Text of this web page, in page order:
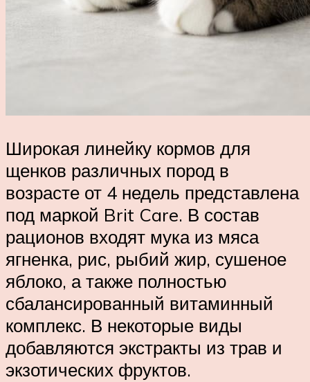
Широкая линейку кормов для
щенков различных пород в
возрасте от 4 недель представлена
под маркой Brit Care. В состав
рационов входят мука из мяса
ягненка, рис, рыбий жир, сушеное
яблоко, а также полностью
сбалансированный витаминный
комплекс. В некоторые виды
добавляются экстракты из трав и
экзотических фруктов.